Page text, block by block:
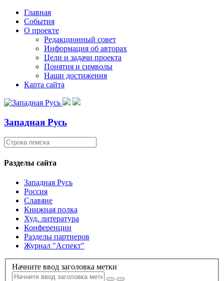
Главная
События
О проекте
Редакционный совет
Информация об авторах
Цели и задачи проекта
Понятия и символы
Наши достижения
Карта сайта
Западная Русь
Разделы сайта
Западная Русь
Россия
Славяне
Книжная полка
Худ. литература
Конференции
Разделы партнеров
Журнал "Аспект"
Начните ввод заголовка метки